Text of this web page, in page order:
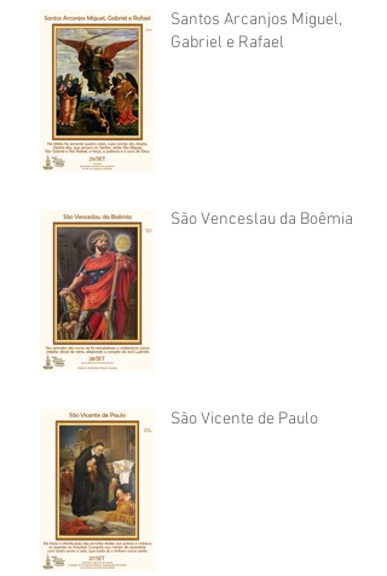
Santos Arcanjos Miguel,
Gabriel e Rafael
São Venceslau da Boêmia
São Vicente de Paulo